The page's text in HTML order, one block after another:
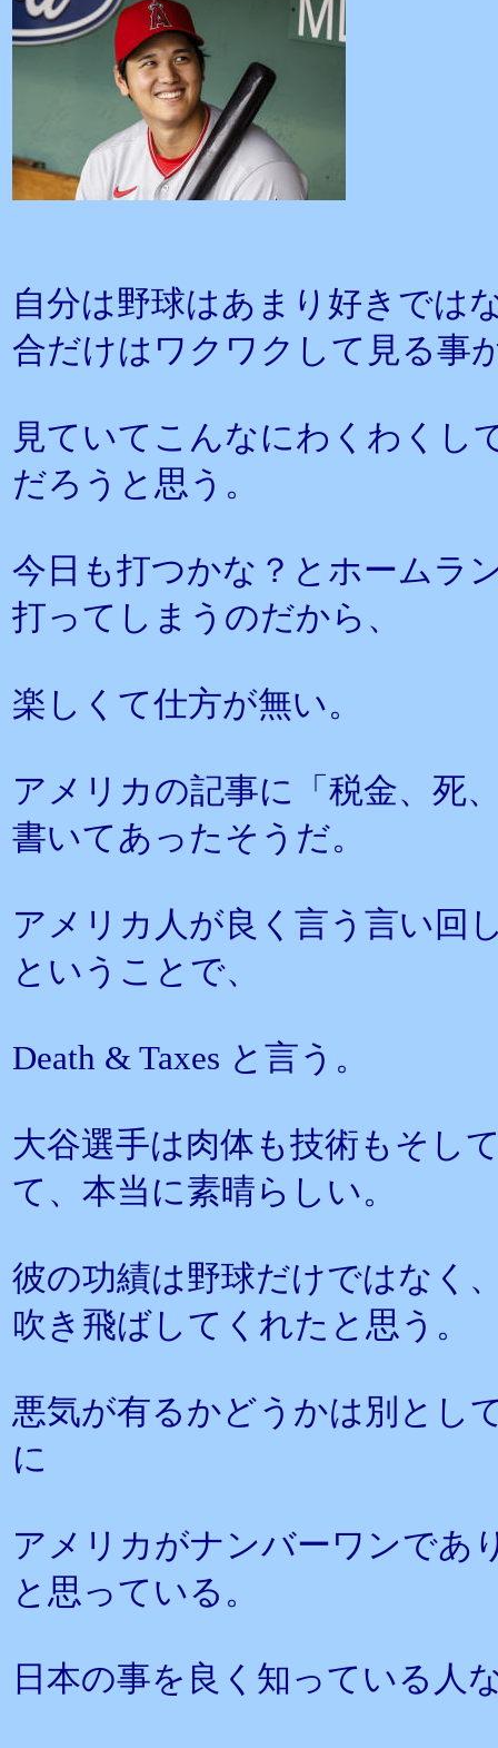
自分は野球はあまり好きでは
合だけはワクワクして見る事
見ていてこんなにわくわくし
だろうと思う。
今日も打つかな？とホームラ
打ってしまうのだから、
楽しくて仕方が無い。
アメリカの記事に「税金、死
書いてあったそうだ。
アメリカ人が良く言う言い回
ということで、
Death & Taxes と言う。
大谷選手は肉体も技術もそし
て、本当に素晴らしい。
彼の功績は野球だけではなく
吹き飛ばしてくれたと思う。
悪気が有るかどうかは別とし
に
アメリカがナンバーワンであ
と思っている。
日本の事を良く知っている人